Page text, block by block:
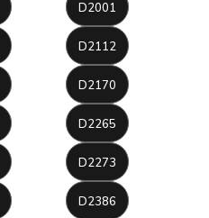
D2001
D2112
D2170
D2265
D2273
D2386